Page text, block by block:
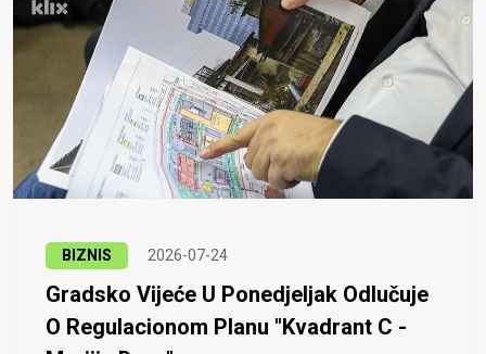
BIZNIS 2026-07-24
Gradsko Vijeće U Ponedjeljak Odlučuje
O Regulacionom Planu "Kvadrant C -